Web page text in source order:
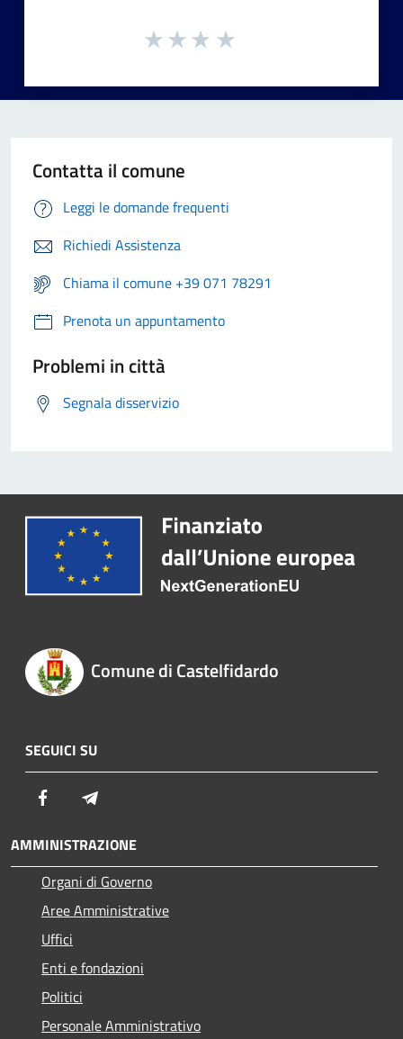
Contatta il comune
Leggi le domande frequenti
Richiedi Assistenza
Chiama il comune +39 071 78291
Prenota un appuntamento
Problemi in città
Segnala disservizio
Comune di Castelfidardo
SEGUICI SU
Facebook
AMMINISTRAZIONE
Organi di Governo
Aree Amministrative
Uffici
Enti e fondazioni
Politici
Personale Amministrativo